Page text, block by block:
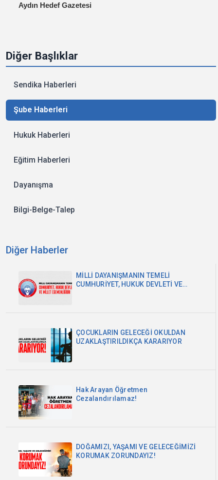
Diğer Başlıklar
Sendika Haberleri
Şube Haberleri
Hukuk Haberleri
Eğitim Haberleri
Dayanışma
Bilgi-Belge-Talep
Diğer Haberler
MİLLİ DAYANIŞMANIN TEMELİ
CUMHURİYET, HUKUK DEVLETİ VE
ÇOCUKLARIN GELECEĞİ OKULDAN
UZAKLAŞTIRILDIKÇA KARARIYOR
Hak Arayan Öğretmen
Cezalandırılamaz!
DOĞAMIZI, YAŞAMI VE GELECEĞİMİZİ
KORUMAK ZORUNDAYIZ!
Aydın Hedef Gazetesi